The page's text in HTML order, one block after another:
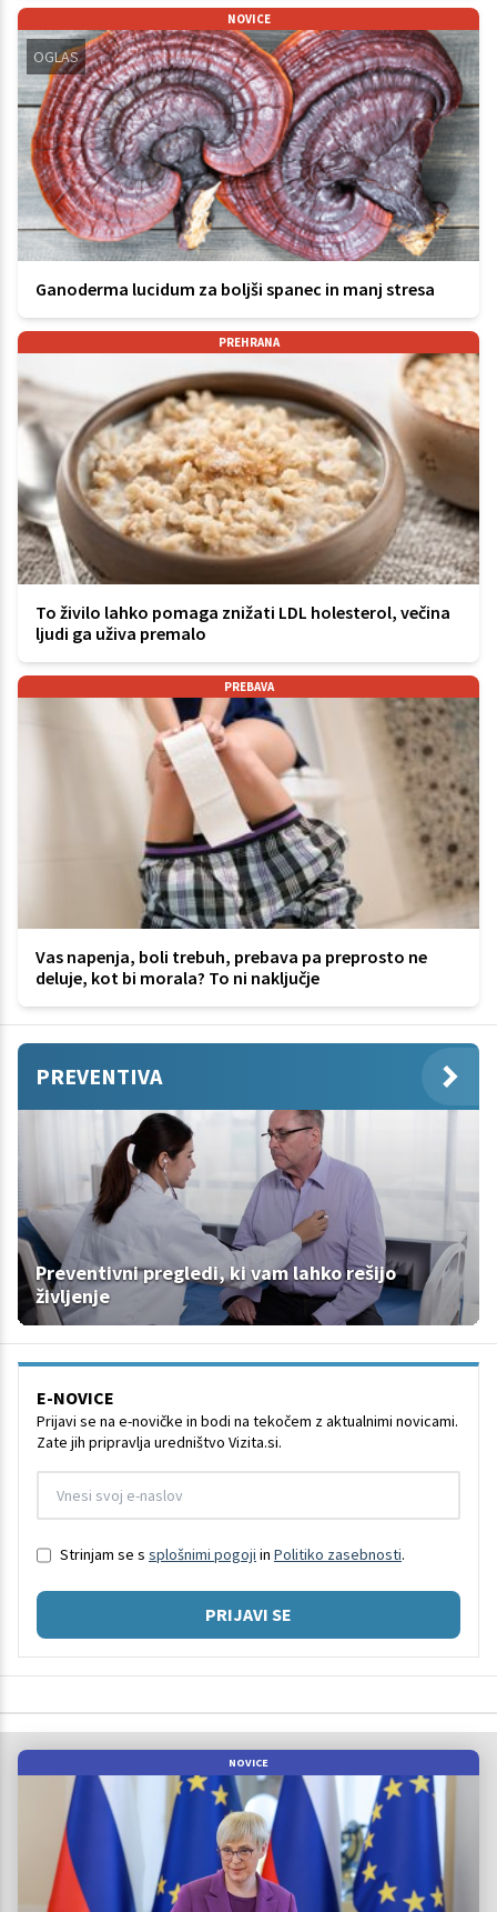
NOVICE
OGLAS
Ganoderma lucidum za boljši spanec in manj stresa
PREHRANA
To živilo lahko pomaga znižati LDL holesterol, večina
ljudi ga uživa premalo
PREBAVA
Vas napenja, boli trebuh, prebava pa preprosto ne
deluje, kot bi morala? To ni naključje
PREVENTIVA
Preventivni pregledi, ki vam lahko rešijo
življenje
E-NOVICE
Prijavi se na e-novičke in bodi na tekočem z aktualnimi novicami.
Zate jih pripravlja uredništvo Vizita.si.
Strinjam se s splošnimi pogoji in Politiko zasebnosti.
PRIJAVI SE
NOVICE